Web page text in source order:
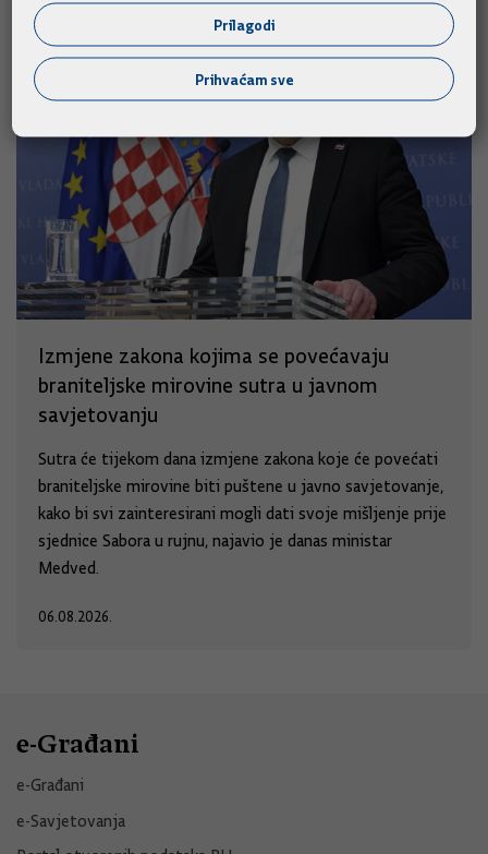
Izmjene zakona kojima se povećavaju
braniteljske mirovine sutra u javnom
savjetovanju
Sutra će tijekom dana izmjene zakona koje će povećati
braniteljske mirovine biti puštene u javno savjetovanje,
kako bi svi zainteresirani mogli dati svoje mišljenje prije
sjednice Sabora u rujnu, najavio je danas ministar
Medved.
06.08.2026.
e-Građani
e-Građani
e-Savjetovanja
Prilagodi
Prihvaćam sve